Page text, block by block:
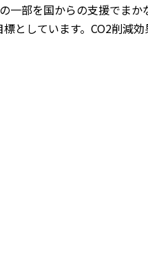
部を国からの支援でまか
としています。CO2削減